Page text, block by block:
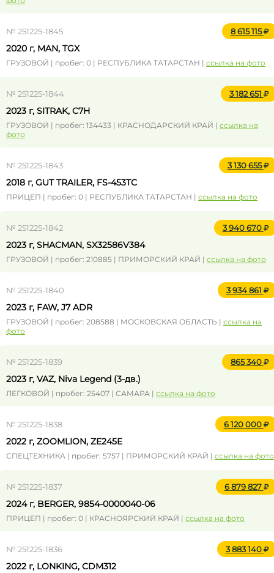
№ 251225-1845 8 615 115
2020 г, MAN, TGX
ГРУЗОВОЙ | пробег: 0 | РЕСПУБЛИКА ТАТАРСТАН | ссылка на фото
№ 251225-1844 3 182 651
2023 г, SITRAK, C7H
ГРУЗОВОЙ | пробег: 134433 | КРАСНОДАРСКИЙ КРАЙ | ссылка на
фото
№ 251225-1843 3 130 655
2018 г, GUT TRAILER, FS-453TC
ПРИЦЕП | пробег: 0 | РЕСПУБЛИКА ТАТАРСТАН | ссылка на фото
№ 251225-1842 3 940 670
2023 г, SHACMAN, SX32586V384
ГРУЗОВОЙ | пробег: 210885 | ПРИМОРСКИЙ КРАЙ | ссылка на фото
№ 251225-1840 3 934 861
2023 г, FAW, J7 ADR
ГРУЗОВОЙ | пробег: 208588 | МОСКОВСКАЯ ОБЛАСТЬ | ссылка на
фото
№ 251225-1839 865 340
2023 г, VAZ, Niva Legend (3-дв.)
ЛЕГКОВОЙ | пробег: 25407 | САМАРА | ссылка на фото
№ 251225-1838 6 120 000
2022 г, ZOOMLION, ZE245E
СПЕЦТЕХНИКА | пробег: 5757 | ПРИМОРСКИЙ КРАЙ | ссылка на фото
№ 251225-1837 6 879 827
2024 г, BERGER, 9854-0000040-06
ПРИЦЕП | пробег: 0 | КРАСНОЯРСКИЙ КРАЙ | ссылка на фото
№ 251225-1836 3 883 140
2022 г, LONKING, CDM312